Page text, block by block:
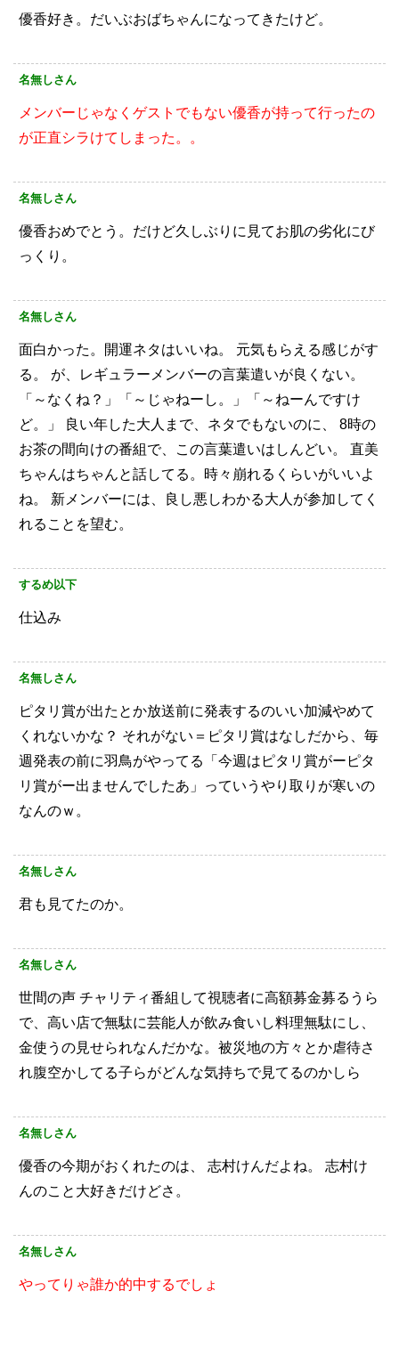
優香好き。だいぶおばちゃんになってきたけど。
名無しさん
メンバーじゃなくゲストでもない優香が持って行ったの
が正直シラけてしまった。。
名無しさん
優香おめでとう。だけど久しぶりに見てお肌の劣化にび
っくり。
名無しさん
面白かった。開運ネタはいいね。
元気もらえる感じがす
る。
が、レギュラーメンバーの言葉遣いが良くない。
「～なくね？」「～じゃねーし。」「～ねーんですけ
ど。」
良い年した大人まで、ネタでもないのに、
8時の
お茶の間向けの番組で、この言葉遣いはしんどい。
直美
ちゃんはちゃんと話してる。時々崩れるくらいがいいよ
ね。
新メンバーには、良し悪しわかる大人が参加してく
れることを望む。
するめ以下
仕込み
名無しさん
ピタリ賞が出たとか放送前に発表するのいい加減やめて
くれないかな？ それがない＝ピタリ賞はなしだから、毎
週発表の前に羽鳥がやってる「今週はピタリ賞がーピタ
リ賞がー出ませんでしたあ」っていうやり取りが寒いの
なんのｗ。
名無しさん
君も見てたのか。
名無しさん
世間の声 チャリティ番組して視聴者に高額募金募るうら
で、高い店で無駄に芸能人が飲み食いし料理無駄にし、
金使うの見せられなんだかな。被災地の方々とか虐待さ
れ腹空かしてる子らがどんな気持ちで見てるのかしら
名無しさん
優香の今期がおくれたのは、 志村けんだよね。
志村け
んのこと大好きだけどさ。
名無しさん
やってりゃ誰か的中するでしょ